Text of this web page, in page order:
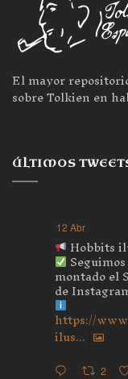
El mayor
sobre Tolkien en
ÚLTIMOS
12 Abr
Hobbits
montado el
de
https://
ilus...
2